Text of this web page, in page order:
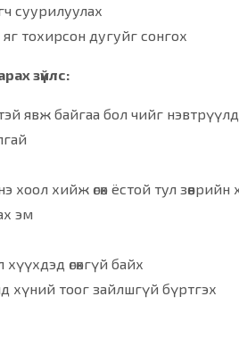
суурилуулах
тохирсон дугуйг сонгох
зүйлс:
явж байгаа бол чийг
хийж өгөх ёстой тул зөөврийн
эм
өгөхгүй байх
хүний тоог зайлшгүй бүртгэх